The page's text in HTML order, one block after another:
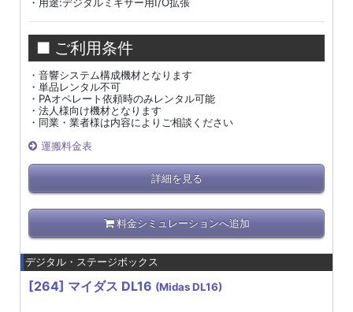
■ ご利用条件
・音響システム構成機材となります
・単品レンタル不可
・PAオペレート依頼時のみレンタル可能
・法人様向け機材となります
・同業・業者様は内容によりご相談ください
運搬料金表
詳細を見る
料金シミュレーションへ追加
デジタル・ステージボックス
[264] マイダス DL16 (Midas DL16)